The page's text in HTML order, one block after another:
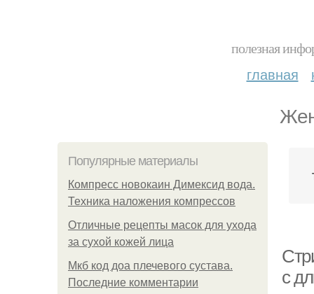
полезная
главная
Популярные материалы
Компресс новокаин Димексид вода.
Техника наложения компрессов
Отличные рецепты масок для ухода
за сухой кожей лица
Мкб код доа плечевого сустава.
Последние комментарии
с